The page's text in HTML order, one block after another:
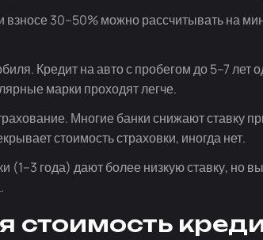
30–50% можно рассчитывать на
Кредит на авто с пробегом до 5–7 лет
марки проходят легче.
Многие банки снижают ставку
стоимость страховки, иногда нет.
(1–3 года) дают более низкую ставку, но
стоимость